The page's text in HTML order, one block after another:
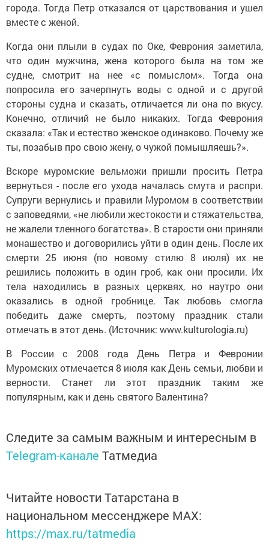
города. Тогда Петр отказался от царствования и ушел
вместе с женой.
Когда они плыли в судах по Оке, Феврония заметила,
что один мужчина, жена которого была на том же
судне, смотрит на нее «с помыслом». Тогда она
попросила его зачерпнуть воды с одной и с другой
стороны судна и сказать, отличается ли она по вкусу.
Конечно, отличий не было никаких. Тогда Феврония
сказала: «Так и естество женское одинаково. Почему же
ты, позабыв про свою жену, о чужой помышляешь?».
Вскоре муромские вельможи пришли просить Петра
вернуться - после его ухода началась смута и распри.
Супруги вернулись и правили Муромом в соответствии
с заповедями, «не любили жестокости и стяжательства,
не жалели тленного богатства». В старости они приняли
монашество и договорились уйти в один день. После их
смерти 25 июня (по новому стилю 8 июля) их не
решились положить в один гроб, как они просили. Их
тела находились в разных церквях, но наутро они
оказались в одной гробнице. Так любовь смогла
победить даже смерть, поэтому праздник стали
отмечать в этот день. (Источник: www.kulturologia.ru)
В России с 2008 года День Петра и Февронии
Муромских отмечается 8 июля как День семьи, любви и
верности. Станет ли этот праздник таким же
популярным, как и день святого Валентина?
Следите за самым важным и интересным в
Telegram-канале Татмедиа
Читайте новости Татарстана в
национальном мессенджере MАХ:
https://max.ru/tatmedia